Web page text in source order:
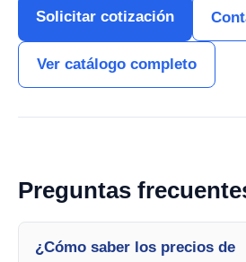
Solicitar cotización
Ver catálogo completo
Preguntas
¿Cómo saber los precios de